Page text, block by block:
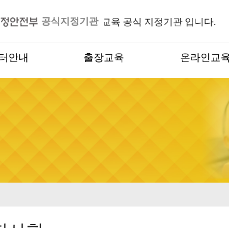
공식지정기관
정안전부 어린이안전교육 공식 지정기관 입
안내 출장교육 온라인교